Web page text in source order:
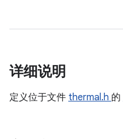
详细说明
定义位于文件 thermal.h 的